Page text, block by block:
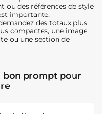
ou des références de style
importante.
des totaux plus
compactes, une image
ou une section de
bon prompt pour